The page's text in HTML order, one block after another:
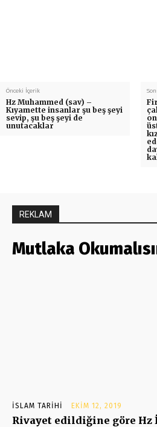
Önceki İçerik
Hz Muhammed (sav) –
Kıyamette insanlar şu beş şeyi
sevip, şu beş şeyi de
unutacaklar
REKLAM
Mutlaka
İSLAM TARIHI EKIM 12, 2019
Rivayet edildiğine göre Hz